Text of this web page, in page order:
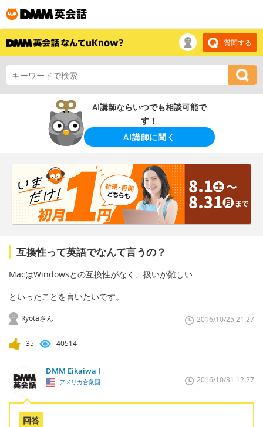
質問する
AI講師ならいつでも相談可能で
す！
AI講師に聞く
互換性って英語でなんて言うの？
MacはWindowsとの互換性がなく、扱いが難しい
といったことを言いたいです。
Ryotaさん 2016/10/25 21:27
35 40514
DMM Eikaiwa I
アメリカ合衆国 2016/10/31 12:27
回答